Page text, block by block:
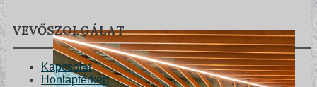
VEVŐSZOLGÁLAT
Kapcsolat
Honlaptérkép